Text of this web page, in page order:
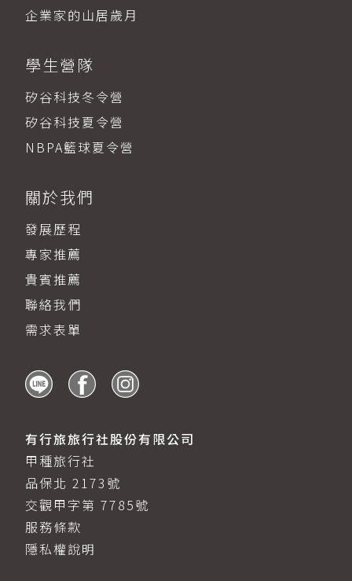
企業家的山居歲月
學生營隊
矽谷科技冬令營
矽谷科技夏令營
NBPA籃球夏令營
關於我們
發展歷程
專家推薦
貴賓推薦
聯絡我們
需求表單
有行旅旅行社股份有限公司
甲種旅行社
品保北 2173號
交觀甲字第 7785號
服務條款
隱私權說明